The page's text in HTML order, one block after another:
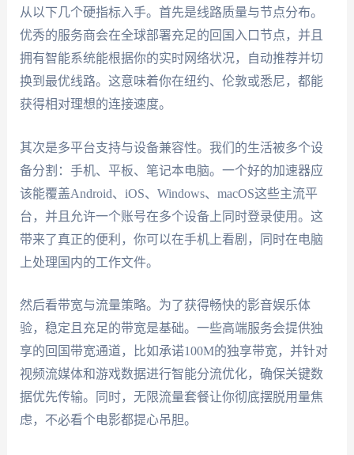
从以下几个硬指标入手。首先是线路质量与节点分布。
优秀的服务商会在全球部署充足的回国入口节点，并且
拥有智能系统能根据你的实时网络状况，自动推荐并切
换到最优线路。这意味着你在纽约、伦敦或悉尼，都能
获得相对理想的连接速度。
其次是多平台支持与设备兼容性。我们的生活被多个设
备分割：手机、平板、笔记本电脑。一个好的加速器应
该能覆盖Android、iOS、Windows、macOS这些主流平
台，并且允许一个账号在多个设备上同时登录使用。这
带来了真正的便利，你可以在手机上看剧，同时在电脑
上处理国内的工作文件。
然后看带宽与流量策略。为了获得畅快的影音娱乐体
验，稳定且充足的带宽是基础。一些高端服务会提供独
享的回国带宽通道，比如承诺100M的独享带宽，并针对
视频流媒体和游戏数据进行智能分流优化，确保关键数
据优先传输。同时，无限流量套餐让你彻底摆脱用量焦
虑，不必看个电影都提心吊胆。